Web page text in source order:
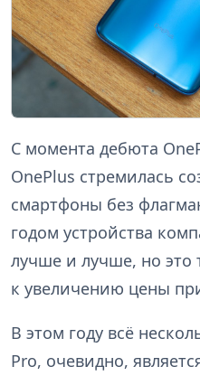
С момента дебюта
OnePlus стремилась
смартфоны без
годом устройства
лучше и лучше, но это
к увеличению цены
В этом году всё
Pro, очевидно,